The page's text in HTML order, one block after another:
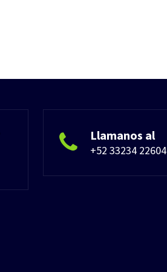
Llamanos al
+52 33234 22604